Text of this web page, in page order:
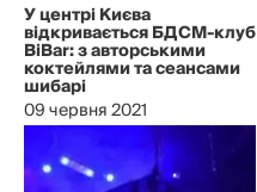
У центрі Києва
відкривається БДСМ-клуб
BiBar: з авторськими
коктейлями та сеансами
шибарі
09 червня 2021